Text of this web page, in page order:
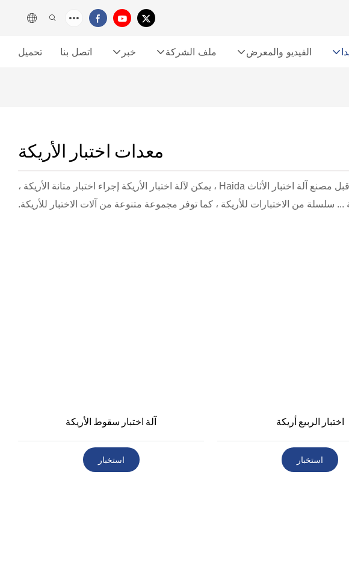
الفيديو والمعرض ملف الشركة خبر اتصل بنا تحميل
معدات اختبار الأريكة
تلبي معدات اختبار الأريكة EN4875 BIFMAX5.4 QB1952 من قبل مصنع آلة اختبار الأثاث Haida ، يمكن لآلة اختبار الأريكة إجراء اختبار متانة الأريكة ،
... سلسلة من الاختبارات للأريكة ، كما توفر مجموعة متنوعة من آلات الاختبار للأريكة.
اختبار الربيع أريكة
استخبار
آلة اختبار سقوط الأريكة
استخبار